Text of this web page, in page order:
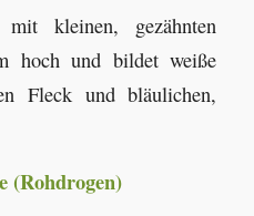
kleinen, gezähnten
hoch und bildet weiße
Fleck und bläulichen,
(Rohdrogen)